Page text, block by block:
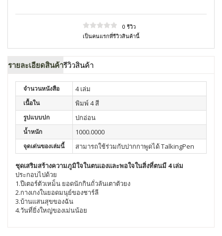
0 รีวิว
เป็นคนแรกที่รีวิวสินค้านี้
รายละเอียดสินค้ารีวิวสินค้า
จำนวนหนังสือ 4 เล่ม
เนื้อใน พิมพ์ 4 สี
รูปแบบปก ปกอ่อน
น้ำหนัก 1000.0000
จุดเด่นของเล่มนี้ สามารถใช้ร่วมกับปากกาพูดได้ TalkingPen
ชุดเสริมสร้างความภูมิใจในตนเองและพอใจในสิ่งที่ตนมี 4 เล่ม
ประกอบไปด้วย
1.ปีเตอร์ตัวเหม็น ยอดนักกินถั่วลันเตาตัวยง
2.กางเกงในยอดมนุย์ของชาร์ลี
3.บ้านแสนสุขของฉัน
4.วันที่ยิ่งใหญ่ของเม่นน้อย